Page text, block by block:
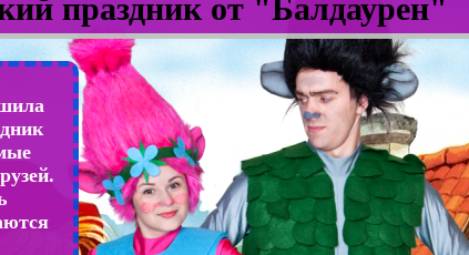
праздник от "Балдаурен"